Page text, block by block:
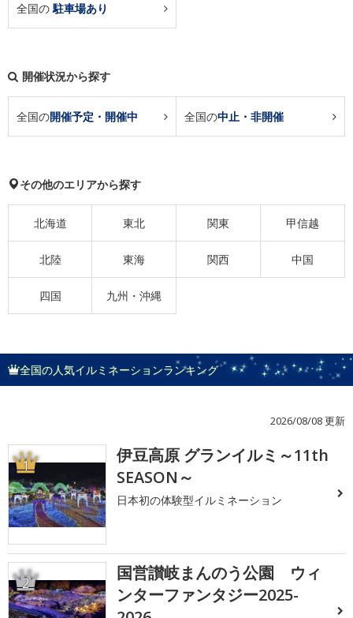
全国の駐車場あり
開催状況から探す
全国の開催予定・開催中 全国の中止・非開催
その他のエリアから探す
北海道 東北 関東 甲信越
北陸 東海 関西 中国
四国 九州・沖縄
全国の人気イルミネーションランキング
2026/08/08 更新
1
伊豆高原 グランイルミ～11th
SEASON～
日本初の体験型イルミネーション
2
国営讃岐まんのう公園 ウィ
ンターファンタジー2025-